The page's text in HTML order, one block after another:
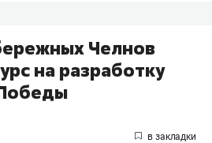
Челнов
на разработку